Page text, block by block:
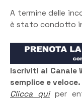
A termine delle
è stato condotto
Iscriviti al Canale
semplice e veloce.
Clicca quiper